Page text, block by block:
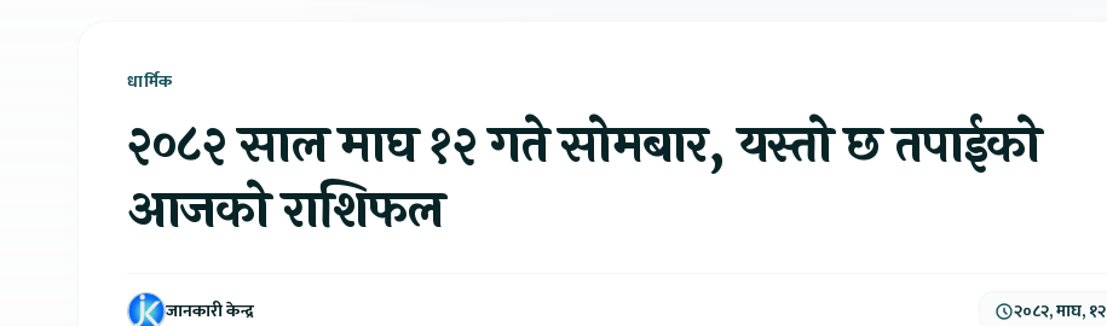
धार्मिक
२०८२ साल माघ १२ गते सोमबार, यस्तो छ तपाईको
आजको राशिफल
जानकारी केन्द्र २०८२, माघ, १२